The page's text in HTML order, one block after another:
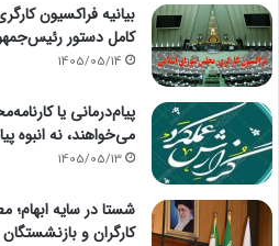
بیانیه فراکسیون
کامل دستور
1405/05/14
پیام‌درمانی یا
می‌خواهند، نه انبوه
1405/05/13
شستا در سایه ابهام؛
کارگران و بازنشستگان